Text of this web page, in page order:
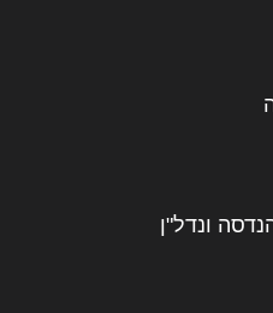
ונדל"ן